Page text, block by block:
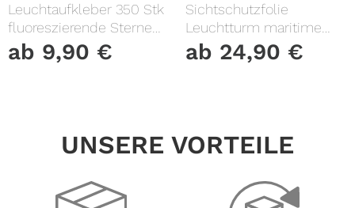
Leuchtaufkleber 350 Stk
fluoreszierende Sterne
und Punkte leuchten im
Dunklen Kinderzimmer
ab 9,90 €
Sichtschutzfolie
Leuchtturm maritime
Fensterfolie Fensterdeko
Milchglasfolie
ab 24,90 €
UNSERE VORTEILE